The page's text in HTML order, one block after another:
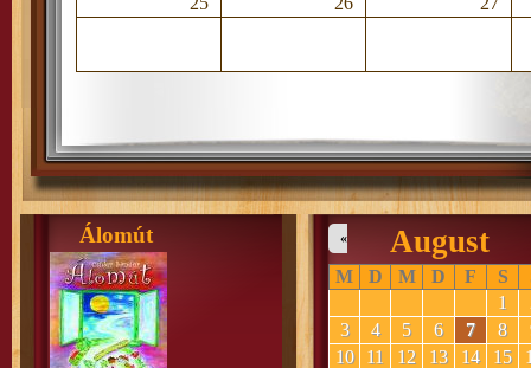
Álomút August
«
M D M D F S
1
3
4 5 6 7 8
10
11 12 13 14 15